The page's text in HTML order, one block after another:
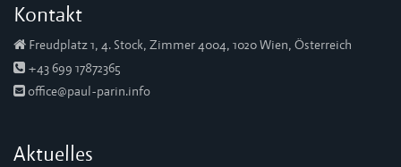
Kontakt
Freudplatz 1, 4. Stock, Zimmer 4004, 1020 Wien, Österreich
+43 699 17872365
office@paul-parin.info
Aktuelles